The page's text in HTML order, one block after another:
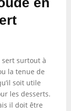
sert surtout à
la tenue de
soit utile
les desserts.
il doit être